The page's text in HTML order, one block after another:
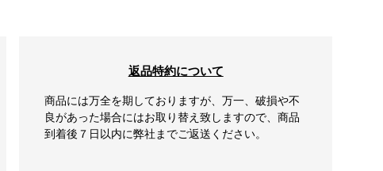
返品特約について
商品には万全を期しておりますが、万一、破損や不
良があった場合にはお取り替え致しますので、商品
到着後７日以内に弊社までご返送ください。